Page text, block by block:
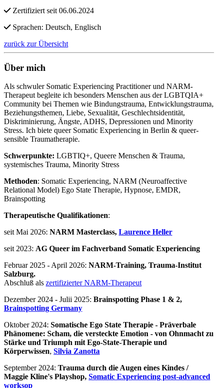
Zertifiziert seit 06.06.2024
Sprachen: Deutsch, Englisch
zurück zur Übersicht
Über mich
Als schwuler Somatic Experiencing Practitioner und NARM-
Therapeut begleite ich besonders Menschen aus der LGBTQIA+
Community bei Themen wie Bindungstrauma, Entwicklungstrauma,
Beziehungsthemen, Liebe, Sexualität, Geschlechtsidentität,
Diskriminierung, Ängste, ADHS, Depressionen und Minority
Stress. Ich biete queer Somatic Experiencing in Berlin & queer-
sensible Traumatherapie.
Schwerpunkte: LGBTIQ+, Queere Menschen & Trauma,
systemisches Trauma, Minority Stress
Methoden: Somatic Experiencing, NARM (Neuroaffective
Relational Model) Ego State Therapie, Hypnose, EMDR,
Brainspotting
Therapeutische Qualifikationen:
seit Mai 2026: NARM Masterclass, Laurence Heller
seit 2023: AG Queer im Fachverband Somatic Experiencing
Februar 2025 - April 2026: NARM-Training, Trauma-Institut
Salzburg.
Abschluß als zertifizierter NARM-Therapeut
Dezember 2024 - Julii 2025: Brainspotting Phase 1 & 2,
Brainspotting Germany
Oktober 2024: Somatische Ego State Therapie - Präverbale
Phänomene: Scham, die versteckte Emotion - von Ohnmacht zu
Stärke und Triumph mit Ego-State-Therapie und
Körperwissen, Silvia Zanotta
September 2024: Trauma durch die Augen eines Kindes /
Maggie Kline's Playshop, Somatic Experiencing post-advanced
worksop